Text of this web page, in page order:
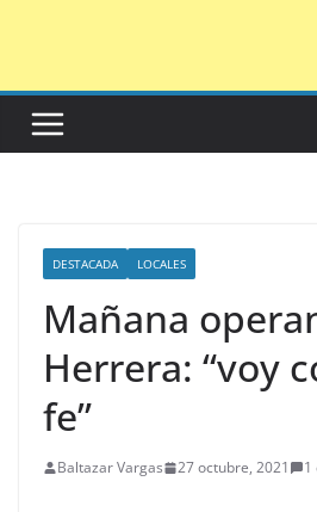
DESTACADA LOCALES
Mañana
Herrera: “voy
fe”
Baltazar Vargas 27 octubre, 2021 1